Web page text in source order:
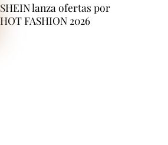
SHEIN lanza ofertas por
HOT FASHION 2026